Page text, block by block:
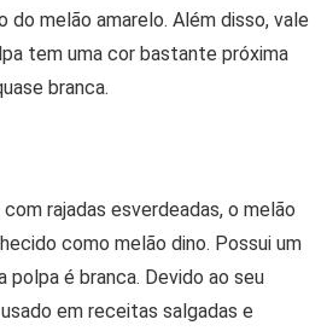
melão amarelo. Além disso, vale
tem uma cor bastante próxima
branca.
rajadas esverdeadas, o melão
como melão dino. Possui um
polpa é branca. Devido ao seu
em receitas salgadas e